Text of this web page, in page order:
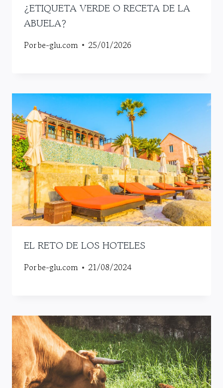
¿ETIQUETA VERDE O RECETA DE LA
ABUELA?
Porbe-glu.com 25/01/2026
EL RETO DE LOS HOTELES
Porbe-glu.com 21/08/2024